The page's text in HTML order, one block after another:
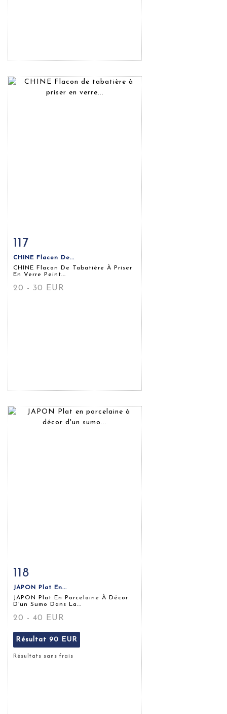
Fiche détaillée
117
CHINE Flacon De...
CHINE Flacon De Tabatière À Priser
En Verre Peint...
20 - 30 EUR
Fiche détaillée
118
JAPON Plat En...
JAPON Plat En Porcelaine À Décor
D'un Sumo Dans La...
20 - 40 EUR
Résultat 90 EUR
Résultats sans frais